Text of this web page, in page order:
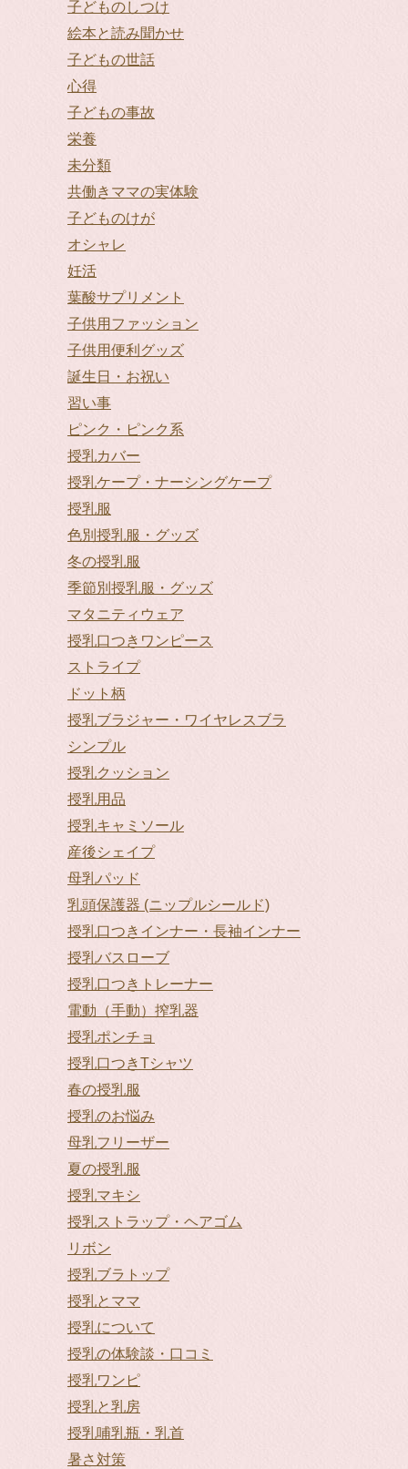
子どものしつけ
絵本と読み聞かせ
子どもの世話
心得
子どもの事故
栄養
未分類
共働きママの実体験
子どものけが
オシャレ
妊活
葉酸サプリメント
子供用ファッション
子供用便利グッズ
誕生日・お祝い
習い事
ピンク・ピンク系
授乳カバー
授乳ケープ・ナーシングケープ
授乳服
色別授乳服・グッズ
冬の授乳服
季節別授乳服・グッズ
マタニティウェア
授乳口つきワンピース
ストライプ
ドット柄
授乳ブラジャー・ワイヤレスブラ
シンプル
授乳クッション
授乳用品
授乳キャミソール
産後シェイプ
母乳パッド
乳頭保護器 (ニップルシールド)
授乳口つきインナー・長袖インナー
授乳バスローブ
授乳口つきトレーナー
電動（手動）搾乳器
授乳ポンチョ
授乳口つきTシャツ
春の授乳服
授乳のお悩み
母乳フリーザー
夏の授乳服
授乳マキシ
授乳ストラップ・ヘアゴム
リボン
授乳ブラトップ
授乳とママ
授乳について
授乳の体験談・口コミ
授乳ワンピ
授乳と乳房
授乳哺乳瓶・乳首
暑さ対策